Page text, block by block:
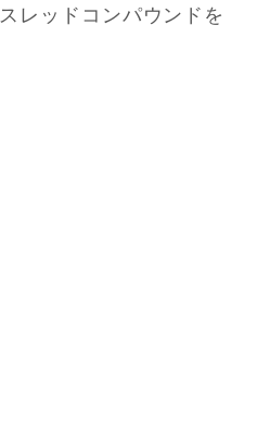
レッドコンパウンドを